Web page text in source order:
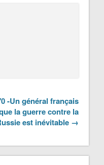
-Un général français
la guerre contre la
est inévitable →